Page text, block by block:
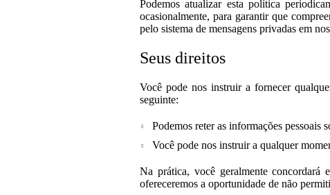
Podemos atualizar esta política
ocasionalmente, para garantir que
pelo sistema de mensagens privadas em
Seus direitos
Você pode nos instruir a fornecer
seguinte:
Podemos reter as informações pessoais
Você pode nos instruir a qualquer
Na prática, você geralmente concordará
ofereceremos a oportunidade de não